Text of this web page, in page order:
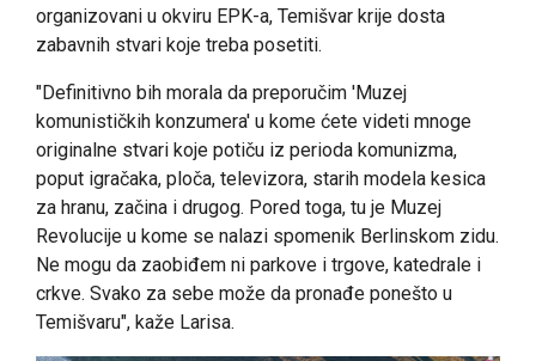
organizovani u okviru EPK-a, Temišvar krije dosta
zabavnih stvari koje treba posetiti.
"Definitivno bih morala da preporučim 'Muzej
komunističkih konzumera' u kome ćete videti mnoge
originalne stvari koje potiču iz perioda komunizma,
poput igračaka, ploča, televizora, starih modela kesica
za hranu, začina i drugog. Pored toga, tu je Muzej
Revolucije u kome se nalazi spomenik Berlinskom zidu.
Ne mogu da zaobiđem ni parkove i trgove, katedrale i
crkve. Svako za sebe može da pronađe ponešto u
Temišvaru", kaže Larisa.